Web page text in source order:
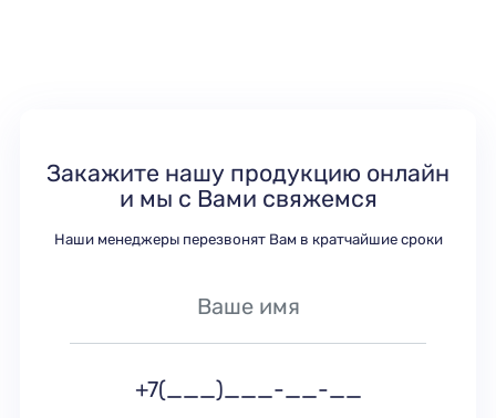
Закажите нашу продукцию онлайн
и мы с Вами свяжемся
Наши менеджеры перезвонят Вам в кратчайшие сроки